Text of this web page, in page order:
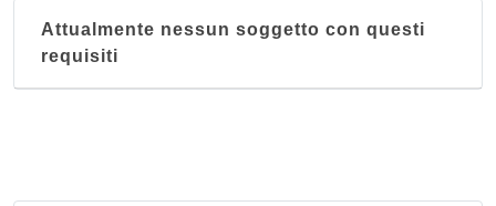
Attualmente nessun soggetto con questi
requisiti